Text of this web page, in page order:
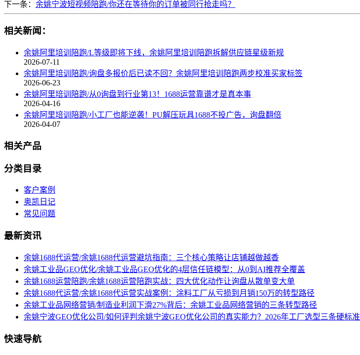
下一条： 余姚宁波短视频陪跑/你还在等待你的订单被同行抢走吗？
相关新闻：
余姚阿里培训陪跑/L等级即将下线，余姚阿里培训陪跑拆解供应链星级新规
2026-07-11
余姚阿里培训陪跑/询盘多报价后已读不回？余姚阿里培训陪跑两步校准买家标签
2026-06-23
余姚阿里培训陪跑/从0询盘到行业第13！1688运营靠谱才是真本事
2026-04-16
余姚阿里培训陪跑/小工厂也能逆袭！PU解压玩具1688不投广告，询盘翻倍
2026-04-07
相关产品
分类目录
客户案例
奥凯日记
常见问题
最新资讯
余姚1688代运营/余姚1688代运营避坑指南：三个核心策略让店铺越做越香
余姚工业品GEO优化/余姚工业品GEO优化的4层信任链模型：从0到AI推荐全覆盖
余姚1688运营陪跑/余姚1688运营陪跑实战：四大优化动作让询盘从散单变大单
余姚1688代运营/余姚1688代运营实战案例：涂料工厂从亏损到月销150万的转型路径
余姚工业品网络营销/制造业利润下滑27%背后：余姚工业品网络营销的三条转型路径
余姚宁波GEO优化公司/如何评判余姚宁波GEO优化公司的真实能力？2026年工厂选型三条硬标准
快速导航